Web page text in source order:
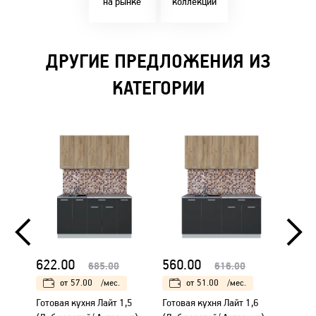
ДРУГИЕ ПРЕДЛОЖЕНИЯ ИЗ
КАТЕГОРИИ
622.00 685.00
от 57.00 /мес.
Готовая кухня Лайт 1,5
560.00 616.00
от 51.00 /мес.
Готовая кухня Лайт 1,6